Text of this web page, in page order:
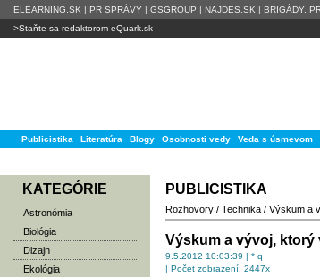
ELEARNING.SK | PR SPRÁVY | GSGROUP | NAJDES.SK | BRIGÁDY,
>Staňte sa redaktorom eQuark.sk
Publicistika Literatúra Blogy Osobnosti vedy Veda s úsmevom
KATEGÓRIE
Astronómia
Biológia
Dizajn
Ekológia
PUBLICISTIKA
Rozhovory / Technika / Výskum a
Výskum a vývoj, ktorý
9.5.2012 10:03:39 | * q
| Počet zobrazení: 2447x